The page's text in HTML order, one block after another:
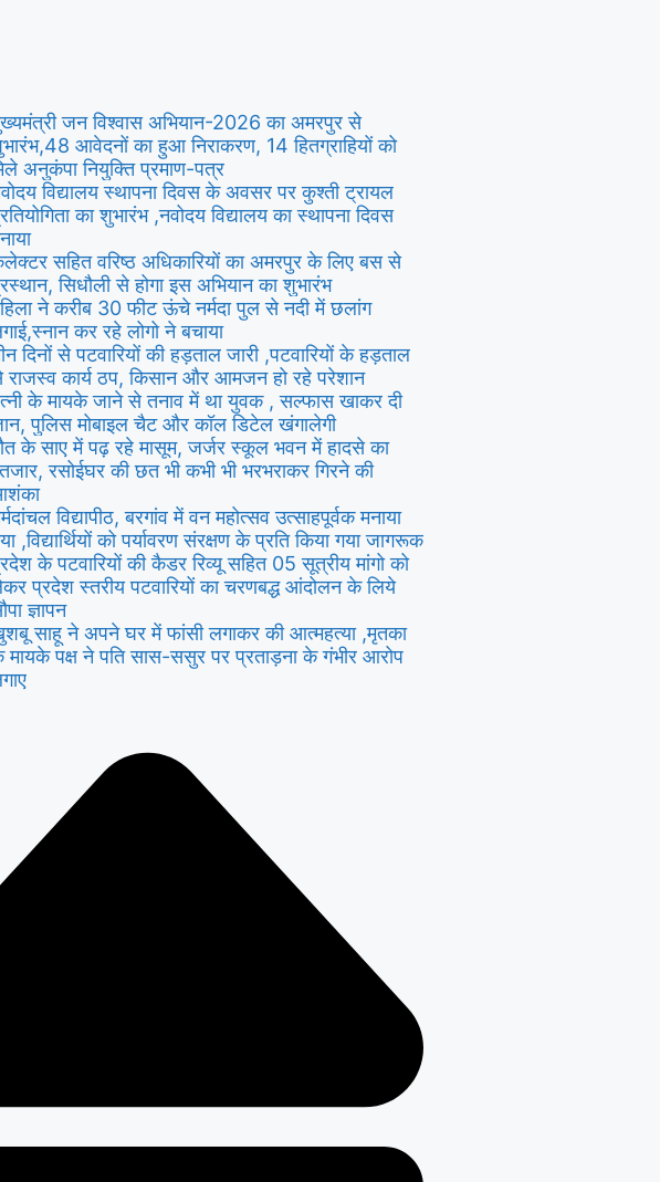
जन विश्वास अभियान-2026 का अमरपुर से
आवेदनों का हुआ निराकरण, 14 हितग्राहियों को
अनुकंपा नियुक्ति प्रमाण-पत्र
विद्यालय स्थापना दिवस के अवसर पर कुश्ती ट्रायल
का शुभारंभ ,नवोदय विद्यालय का स्थापना दिवस
सहित वरिष्ठ अधिकारियों का अमरपुर के लिए बस से
सिधौली से होगा इस अभियान का शुभारंभ
ने करीब 30 फीट ऊंचे नर्मदा पुल से नदी में छलांग
कर रहे लोगो ने बचाया
दिनों से पटवारियों की हड़ताल जारी ,पटवारियों के हड़ताल
राजस्व कार्य ठप, किसान और आमजन हो रहे परेशान
के मायके जाने से तनाव में था युवक , सल्फास खाकर दी
पुलिस मोबाइल चैट और कॉल डिटेल खंगालेगी
के साए में पढ़ रहे मासूम, जर्जर स्कूल भवन में हादसे का
रसोईघर की छत भी कभी भी भरभराकर गिरने की
विद्यापीठ, बरगांव में वन महोत्सव उत्साहपूर्वक मनाया
,विद्यार्थियों को पर्यावरण संरक्षण के प्रति किया गया जागरूक
के पटवारियों की कैडर रिव्यू सहित 05 सूत्रीय मांगो को
प्रदेश स्तरीय पटवारियों का चरणबद्ध आंदोलन के लिये
ज्ञापन
साहू ने अपने घर में फांसी लगाकर की आत्महत्या ,मृतका
मायके पक्ष ने पति सास-ससुर पर प्रताड़ना के गंभीर आरोप